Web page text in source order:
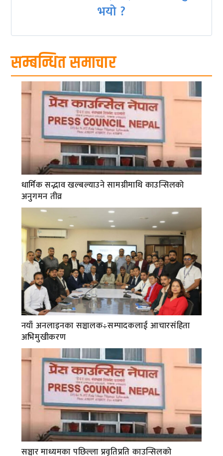
भयो ?
सम्बन्धित समाचार
धार्मिक सद्भाव खल्बल्याउने सामग्रीमाथि काउन्सिलको
अनुगमन तीव्र
नयाँ अनलाइनका सञ्चालक÷सम्पादकलाई आचारसंहिता
अभिमुखीकरण
सञ्चार माध्यमका पछिल्ला प्रवृतिप्रति काउन्सिलको